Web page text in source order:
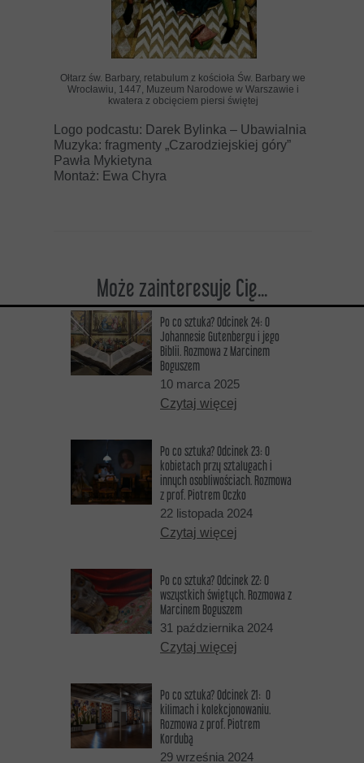
Ołtarz św. Barbary, retabulum z kościoła Św. Barbary we
Wrocławiu, 1447, Muzeum Narodowe w Warszawie i
kwatera z obcięciem piersi świętej
Logo podcastu: Darek Bylinka – Ubawialnia
Muzyka: fragmenty „Czarodziejskiej góry”
Pawła Mykietyna
Montaż: Ewa Chyra
Po co sztuka? Odcinek 24: O
Johannesie Gutenbergu i jego
Biblii. Rozmowa z Marcinem
Boguszem
10 marca 2025
Czytaj więcej
Po co sztuka? Odcinek 23: O
kobietach przy sztalugach i
innych osobliwościach. Rozmowa
z prof. Piotrem Oczko
22 listopada 2024
Czytaj więcej
Po co sztuka? Odcinek 22: O
wszystkich świętych. Rozmowa z
Marcinem Boguszem
31 października 2024
Czytaj więcej
Po co sztuka? Odcinek 21: O
kilimach i kolekcjonowaniu.
Rozmowa z prof. Piotrem
Kordubą
29 września 2024
Może zainteresuje Cię...